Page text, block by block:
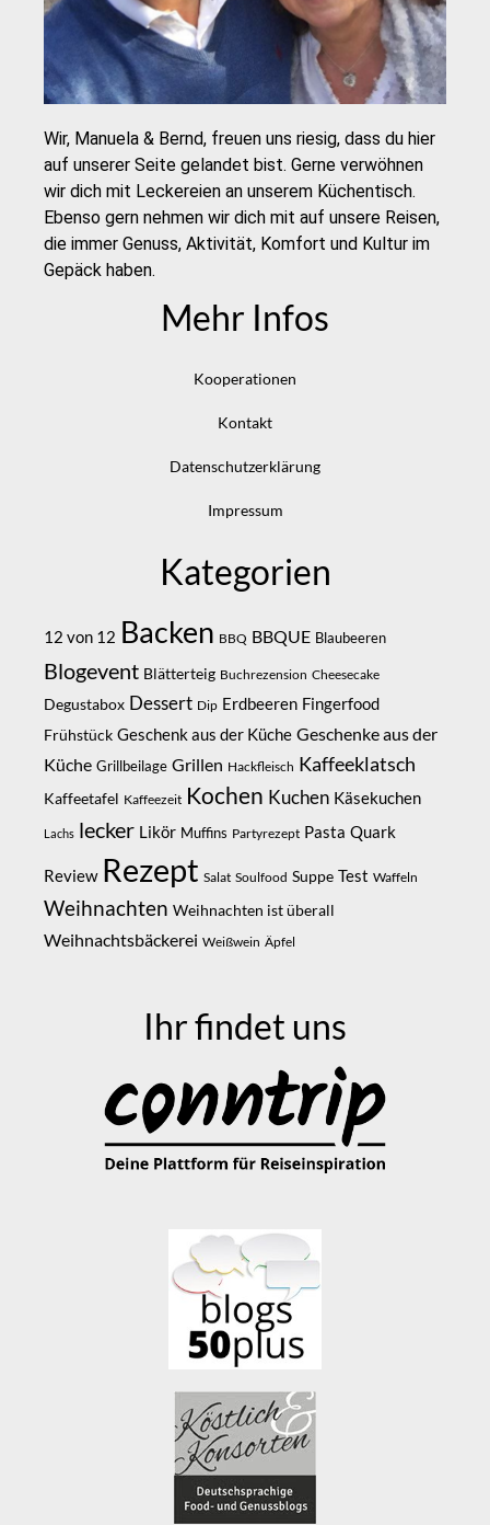
Wir, Manuela & Bernd, freuen uns riesig, dass du hier
auf unserer Seite gelandet bist. Gerne verwöhnen
wir dich mit Leckereien an unserem Küchentisch.
Ebenso gern nehmen wir dich mit auf unsere Reisen,
die immer Genuss, Aktivität, Komfort und Kultur im
Gepäck haben.
Mehr Infos
Kooperationen
Kontakt
Datenschutzerklärung
Impressum
Kategorien
12 von 12 Backen BBQ BBQUE Blaubeeren
Blogevent Blätterteig Buchrezension Cheesecake
Degustabox Dessert Dip Erdbeeren Fingerfood
Frühstück Geschenk aus der Küche Geschenke aus der
Küche Grillbeilage Grillen Hackfleisch Kaffeeklatsch
Kaffeetafel Kaffeezeit Kochen Kuchen Käsekuchen
Lachs lecker Likör Muffins Partyrezept Pasta Quark
Review Rezept Salat Soulfood Suppe Test Waffeln
Weihnachten Weihnachten ist überall
Weihnachtsbäckerei Weißwein Äpfel
Ihr findet uns